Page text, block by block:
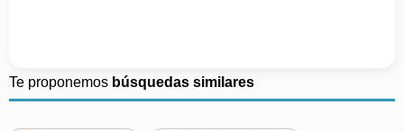
Te proponemos búsquedas similares